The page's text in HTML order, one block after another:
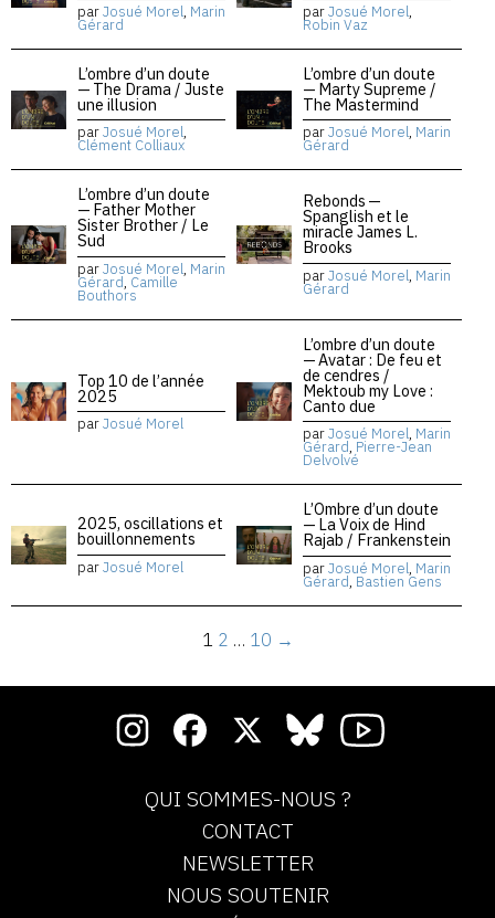
parJosué Morel, Marin
Gérard
parJosué Morel,
Robin Vaz
L’ombre d’un doute
— The Drama / Juste
une illusion
parJosué Morel,
Clément Colliaux
L’ombre d’un doute
— Marty Supreme /
The Mastermind
parJosué Morel, Marin
Gérard
L’ombre d’un doute
— Father Mother
Sister Brother / Le
Sud
parJosué Morel, Marin
Gérard, Camille
Bouthors
Rebonds —
Spanglish et le
miracle James L.
Brooks
parJosué Morel, Marin
Gérard
Top 10 de l’année
2025
parJosué Morel
L’ombre d’un doute
— Avatar : De feu et
de cendres /
Mektoub my Love :
Canto due
parJosué Morel, Marin
Gérard, Pierre-Jean
Delvolvé
2025, oscillations et
bouillonnements
parJosué Morel
L’Ombre d’un doute
— La Voix de Hind
Rajab / Frankenstein
parJosué Morel, Marin
Gérard, Bastien Gens
1 2 … 10 →
QUI SOMMES-NOUS ?
CONTACT
NEWSLETTER
NOUS SOUTENIR